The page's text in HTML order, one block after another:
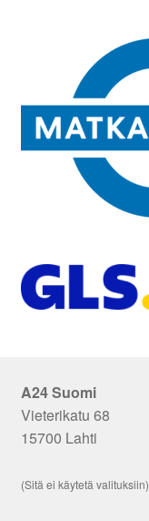
A24 Suomi
Vieterikatu 68
15700 Lahti
(Sitä ei käytetä valituksiin)